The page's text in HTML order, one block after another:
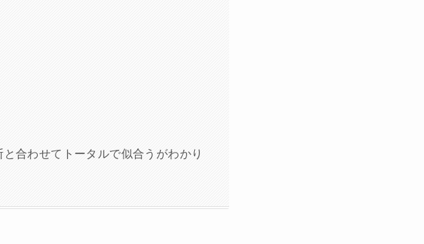
合わせてトータルで似合うがわかり